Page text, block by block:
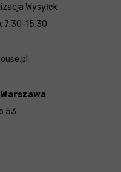
Wysyłek
7:30-15.30
53